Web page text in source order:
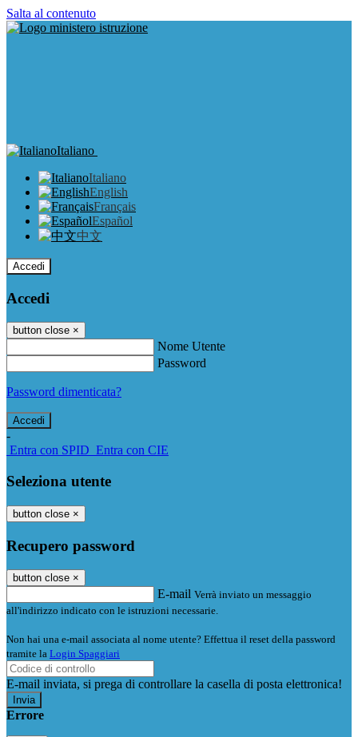
Salta al contenuto
Italiano
Italiano
English
Français
Español
中文
Accedi
Accedi
button close ×
Nome Utente
Password
Password dimenticata?
-
Entra con SPID Entra con CIE
Seleziona utente
button close ×
Recupero password
button close ×
E-mail Verrà inviato un messaggio
all'indirizzo indicato con le istruzioni necessarie.
Non hai una e-mail associata al nome utente? Effettua il reset della password
tramite la Login Spaggiari
E-mail inviata, si prega di controllare la casella di posta elettronica!
Errore